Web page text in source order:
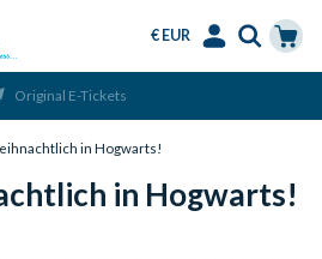
€ EUR
Original E-Tickets
in Hogwarts!
in Hogwarts!